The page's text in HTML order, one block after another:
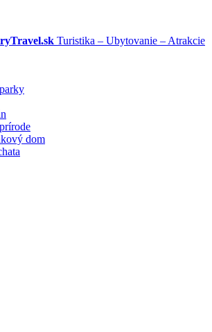
Turistika – Ubytovanie – Atrakcie
dom